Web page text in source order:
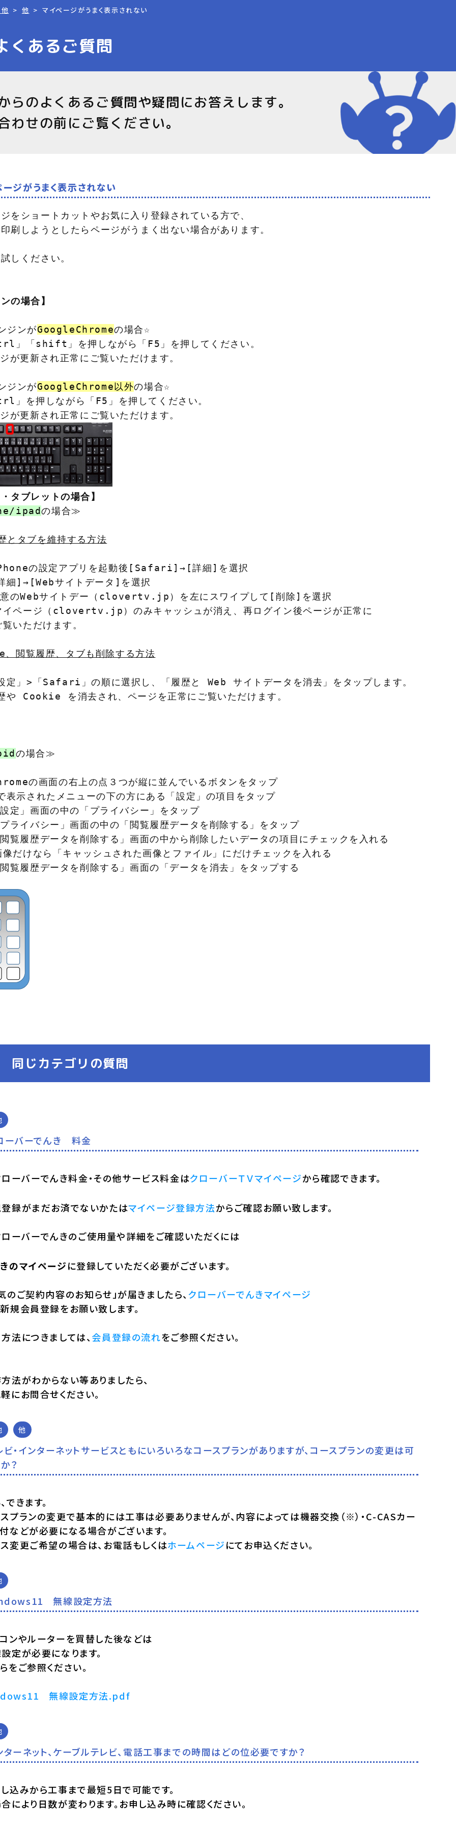
他 マイページがうまく表示されない
くあるご質問
らのよくあるご質問や疑問にお答えします。
わせの前にご覧ください。
ジがうまく表示されない
をショートカットやお気に入り登録されている方で、
刷しようとしたらページがうまく出ない場合があります。
しください。
の場合】
ジンがGoogleChromeの場合☆
」「shift」を押しながら「F5」を押してください。
が更新され正常にご覧いただけます。
ジンがGoogleChrome以外の場合☆
」を押しながら「F5」を押してください。
が更新され正常にご覧いただけます。
タブレットの場合】
ipadの場合≫
とタブを維持する方法
の設定アプリを起動後[Safari]→[詳細]を選択
]→[Webサイトデータ]を選択
のWebサイトデー（clovertv.jp）を左にスワイプして[削除]を選択
ページ（clovertv.jp）のみキャッシュが消え、再ログイン後ページが正常に
いただけます。
閲覧履歴、タブも削除する方法
」>「Safari」の順に選択し、「履歴と Web サイトデータを消去」をタップします。
Cookie を消去され、ページを正常にご覧いただけます。
の場合≫
の画面の右上の点３つが縦に並んでいるボタンをタップ
示されたメニューの下の方にある「設定」の項目をタップ
」画面の中の「プライバシー」をタップ
イバシー」画面の中の「閲覧履歴データを削除する」をタップ
履歴データを削除する」画面の中から削除したいデータの項目にチェックを入れる
だけなら「キャッシュされた画像とファイル」にだけチェックを入れる
履歴データを削除する」画面の「データを消去」をタップする
同じカテゴリの質問
ーバーでんき 料金
ーバーでんき料金・その他サービス料金はクローバーＴＶマイページから確認できます。
録がまだお済でないかたはマイページ登録方法からご確認お願い致します。
ーバーでんきのご使用量や詳細をご確認いただくには
のマイページに登録していただく必要がございます。
のご契約内容のお知らせ」が届きましたら、クローバーでんきマイページ
規会員登録をお願い致します。
法につきましては、会員登録の流れをご参照ください。
法がわからない等ありましたら、
にお問合せください。
他
ビ・インターネットサービスともにいろいろなコースプランがありますが、コースプランの変更は可
？
できます。
プランの変更で基本的には工事は必要ありませんが、内容によっては機器交換（※）・C-CASカー
などが必要になる場合がございます。
変更ご希望の場合は、お電話もしくはホームページにてお申込ください。
無線設定方法
ンやルーターを買替した後などは
定が必要になります。
をご参照ください。
無線設定方法.pdf
ターネット、ケーブルテレビ、電話工事までの時間はどの位必要ですか？
込みから工事まで最短5日で可能です。
により日数が変わります。お申し込み時に確認ください。